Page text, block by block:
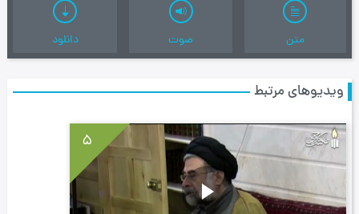
متن صوت دانلود
ویدیوهای مرتبط
5